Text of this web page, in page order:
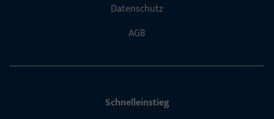
Datenschutz
AGB
Schnelleinstieg